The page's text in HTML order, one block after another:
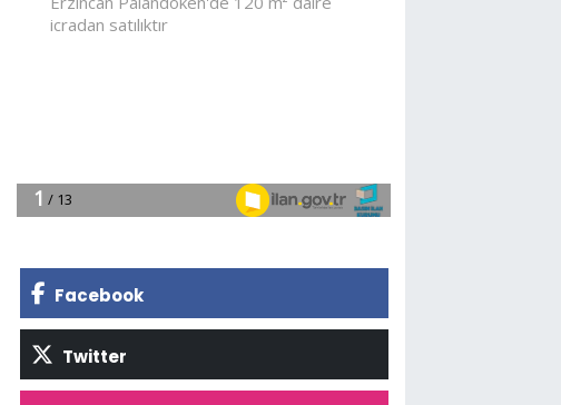
Facebook
Twitter